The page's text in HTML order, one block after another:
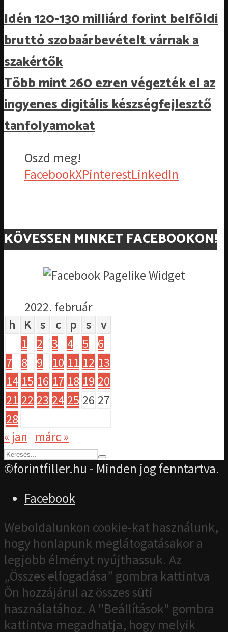
Idén 120-130 milliárd forint belföldi
bruttó szobaárbevételt várnak a
szakértők
Több mint 260 ezren végezték el az
ingyenes digitális készségfejlesztő
tanfolyamokat
Oszd meg!
FacebookXPinterestLinkedIn
KÖVESSEN MINKET FACEBOOKON!
2022. február
h
K s c p s
v
1
2 3 4 5
6
7
8 9 10 11 12 13
14 15 16 17 18 19 20
21 22 23 24 25 26 27
28
« jan
márc »
©forintfiller.hu - Minden jog fenntartva.
Facebook
Weboldalunkon cookie-kat használunk,
hogy honlapunk meglátogatásakor a
legjobb élményt nyújthassuk. Az
„Összes elfogadása” gombra kattintva
Ön hozzájárul az összes süti
használatához. A "Beállítások" gombra
kattintva megadhatja, hogy melyik